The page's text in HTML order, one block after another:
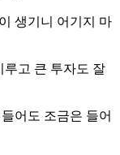
생기니 어기지 마
루고 큰 투자도 잘
어도 조금은 들어